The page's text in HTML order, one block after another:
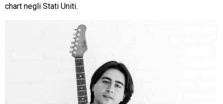
chart negli Stati Uniti.